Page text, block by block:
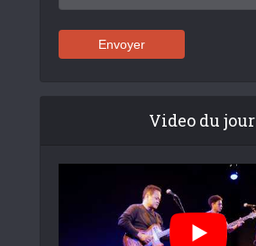
Video du jour